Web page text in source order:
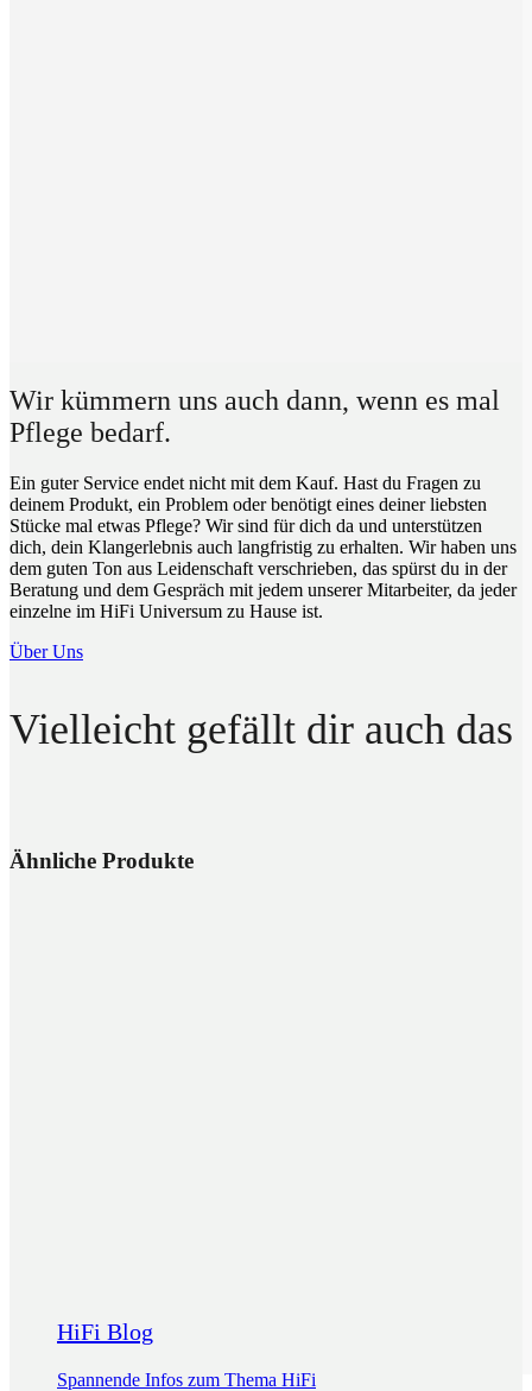
HiFi Blog
Spannende Infos zum Thema HiFi
Wir kümmern uns auch dann, wenn es mal
Pflege bedarf.
Ein guter Service endet nicht mit dem Kauf. Hast du Fragen zu
deinem Produkt, ein Problem oder benötigt eines deiner liebsten
Stücke mal etwas Pflege? Wir sind für dich da und unterstützen
dich, dein Klangerlebnis auch langfristig zu erhalten. Wir haben uns
dem guten Ton aus Leidenschaft verschrieben, das spürst du in der
Beratung und dem Gespräch mit jedem unserer Mitarbeiter, da jeder
einzelne im HiFi Universum zu Hause ist.
Über Uns
Vielleicht gefällt dir auch das
Ähnliche Produkte